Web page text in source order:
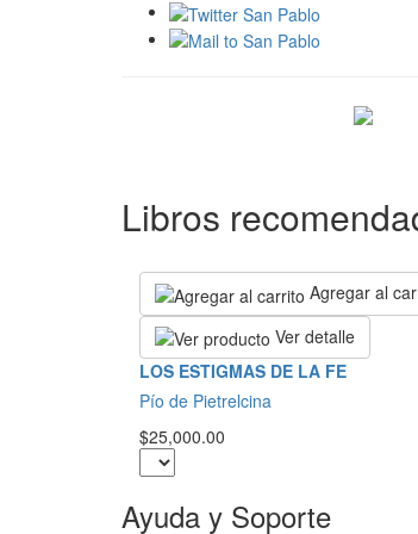
Libros
Agregar al
Ver detalle
LOS ESTIGMAS DE LA FE
Pío de Pietrelcina
$25,000.00
Ayuda y Soporte